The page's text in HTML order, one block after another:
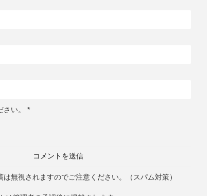
い。 *
無視されますのでご注意ください。（スパム対策）